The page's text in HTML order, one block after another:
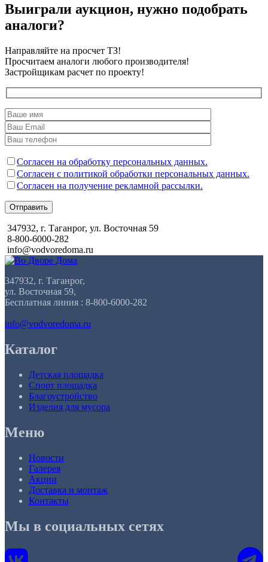
Выиграли аукцион, нужно подобрать
аналоги?
Направляйте на просчет ТЗ!
Просчитаем аналоги любого производителя!
Застройщикам расчет по проекту!
Согласен на обработку персональных данных.
Согласен с политикой обработки персональных данных.
Согласен на получение рекламной рассылки.
Отправить
347932, г. Таганрог, ул. Восточная 59
8-800-6000-282
info@vodvoredoma.ru
347932, г. Таганрог,
ул. Восточная 59,
Бесплатная линия : 8-800-6000-282
info@vodvoredoma.ru
Каталог
Детская площадка
Спорт площадка
Благоустройство
Изделия для мусора
Меню
Новости
Галерея
Акции
Доставка и монтаж
Контакты
Мы в социальных сетях